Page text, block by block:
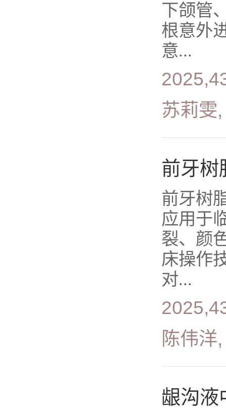
下颌管
根意外
意...
苏莉雯
前牙树
前牙树
应用于
裂、颜
床操作
对...
陈伟洋
龈沟液